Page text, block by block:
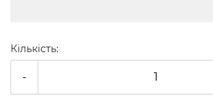
Кількість:
-